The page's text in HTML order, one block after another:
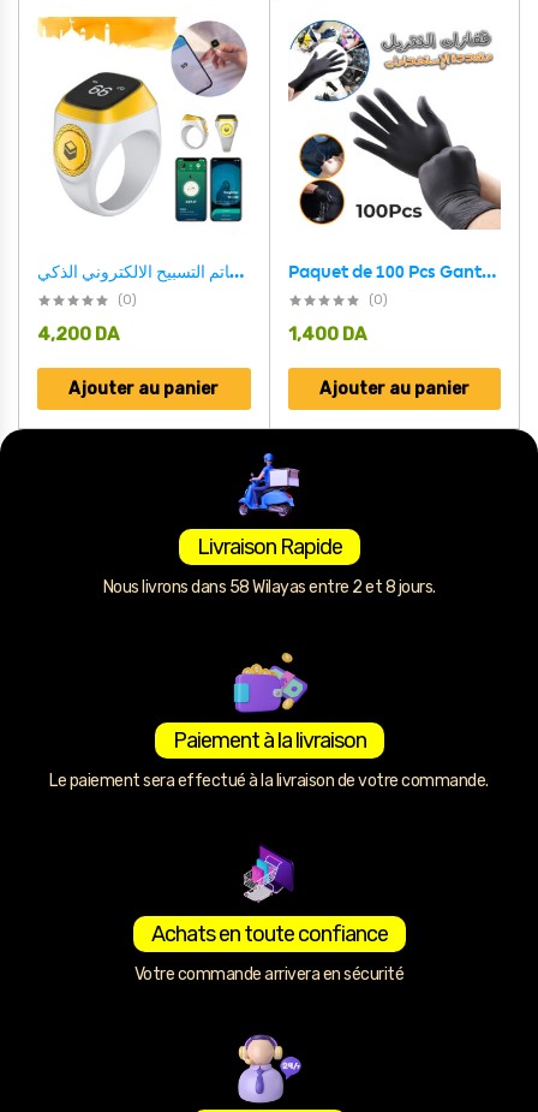
خاتم التسبيح الالكتروني الذكي IQIBLA يساعدك على التسبيح والتذكر بطريقة عملية وبسيطة -Zikr Ring Tasbih Counter – Blanc
(0)
4,200 DA
Ajouter au panier
Paquet de 100 Pcs Gants de Protection en Polynitrile – Pro Glove
(0)
1,400 DA
Ajouter au panier
Livraison Rapide
Nous livrons dans 58 Wilayas entre 2 et 8 jours.
Paiement à la livraison
Le paiement sera effectué à la livraison de votre commande.
Achats en toute confiance
Votre commande arrivera en sécurité